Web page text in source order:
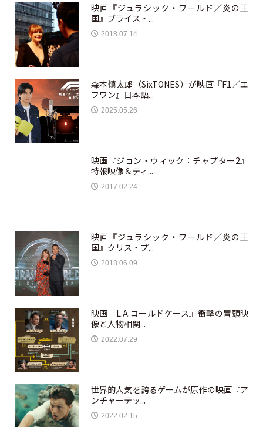
映画『ジュラシック・ワールド／炎の王
国』ブライス・...
2018.07.14
森本慎太郎（SixTONES）が映画『F1／エ
フワン』日本語...
2025.05.26
映画『ジョン・ウィック：チャプター2』
特報映像＆ティ...
2017.02.24
映画『ジュラシック・ワールド／炎の王
国』クリス・プ...
2018.06.09
映画『L.A.コールドケース』衝撃の冒頭映
像と人物相関...
2022.07.29
世界的人気を誇るゲームが原作の映画『ア
ンチャーテッ...
2022.02.15